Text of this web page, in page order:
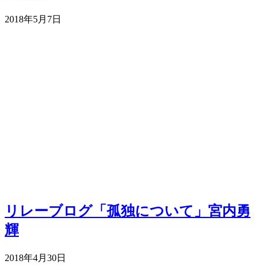
2018年5月7日
リレーブログ「孤独について」宮内勇
輝
2018年4月30日